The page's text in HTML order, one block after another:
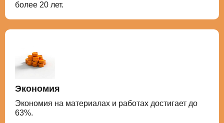
более 20 лет.
Экономия
Экономия на материалах и работах достигает до
63%.